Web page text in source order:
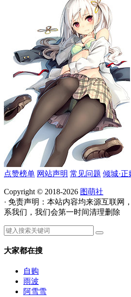
点赞榜单 网站声明 常见问题 倾城·正
Copyright © 2018-2026 图萌社
· 免责声明：本站内容均来源互联网
系我们，我们会第一时间清理删除
大家都在搜
自购
雨波
阿雪雪